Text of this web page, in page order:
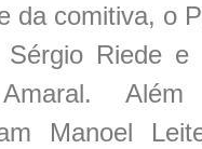
da comitiva, o
Sérgio Riede e
Além
Manoel